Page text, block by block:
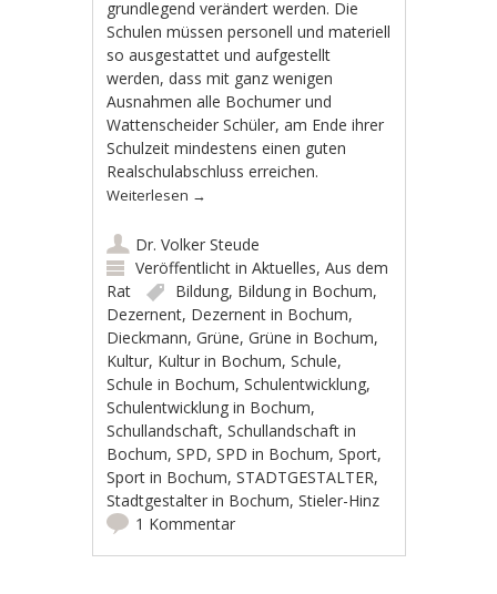
grundlegend verändert werden. Die
Schulen müssen personell und materiell
so ausgestattet und aufgestellt
werden, dass mit ganz wenigen
Ausnahmen alle Bochumer und
Wattenscheider Schüler, am Ende ihrer
Schulzeit mindestens einen guten
Realschulabschluss erreichen.
Weiterlesen →
Dr. Volker Steude
Veröffentlicht inAktuelles,Aus dem
Rat
Bildung, Bildung in Bochum,
Dezernent, Dezernent in Bochum,
Dieckmann,Grüne,Grüne in Bochum,
Kultur, Kultur in Bochum,Schule,
Schule in Bochum,Schulentwicklung,
Schulentwicklung in Bochum,
Schullandschaft,Schullandschaft in
Bochum,SPD,SPD in Bochum,Sport,
Sport in Bochum,STADTGESTALTER,
Stadtgestalter in Bochum,Stieler-Hinz
1 Kommentar